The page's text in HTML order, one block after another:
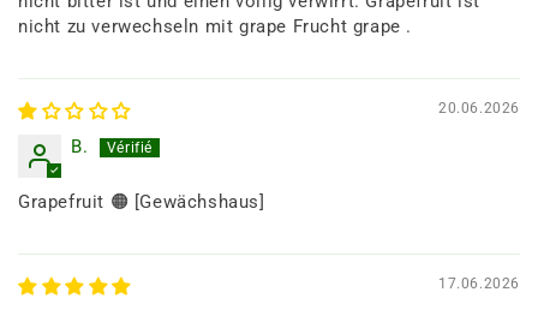
nicht zu verwechseln mit grape Frucht grape .
20.06.2026
B.
Grapefruit 🟠 [Gewächshaus]
17.06.2026